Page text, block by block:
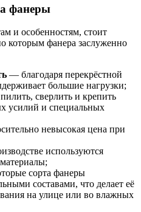
фанеры
и особенностям, стоит
которым фанера заслуженно
— благодаря перекрёстной
большие нагрузки;
сверлить и крепить
усилий и специальных
невысокая цена при
используются
сорта фанеры
составами, что делает её
на улице или во влажных